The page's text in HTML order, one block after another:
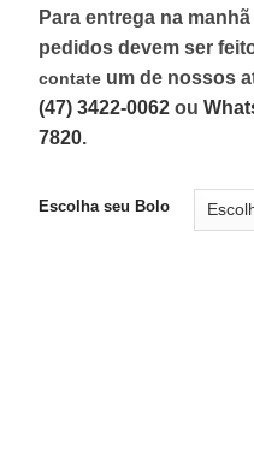
Para entrega na
pedidos devem ser
contate um de nossos
(47) 3422-0062 ou
7820.
Escolha seu Bolo